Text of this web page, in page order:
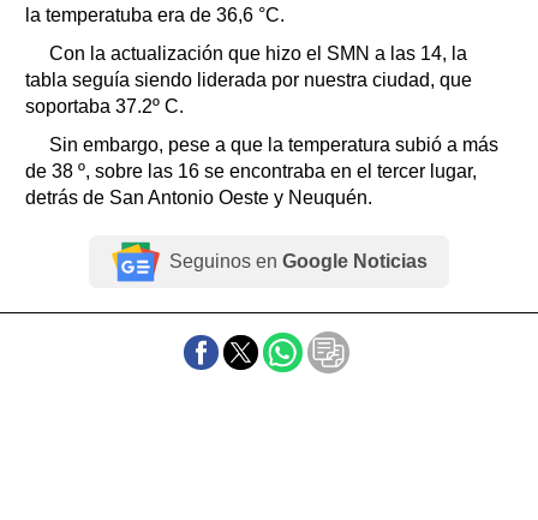
la temperatuba era de 36,6 °C.
Con la actualización que hizo el SMN a las 14, la
tabla seguía siendo liderada por nuestra ciudad, que
soportaba 37.2º C.
Sin embargo, pese a que la temperatura subió a más
de 38 º, sobre las 16 se encontraba en el tercer lugar,
detrás de San Antonio Oeste y Neuquén.
Seguinos en Google Noticias